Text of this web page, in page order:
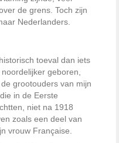
de grens. Toch zijn
Nederlanders.
toeval dan iets
geboren,
grootouders van mijn
in de Eerste
niet na 1918
zoals een deel van
vrouw Française.